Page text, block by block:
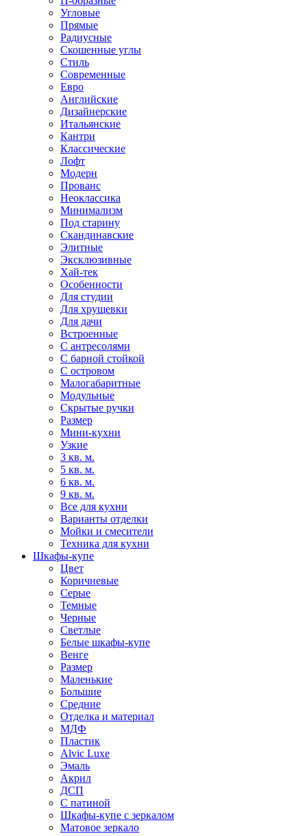
Угловые
Прямые
Радиусные
Скошенные углы
Стиль
Современные
Евро
Английские
Дизайнерские
Итальянские
Кантри
Классические
Лофт
Модерн
Прованс
Неоклассика
Минимализм
Под старину
Скандинавские
Элитные
Эксклюзивные
Хай-тек
Особенности
Для студии
Для хрущевки
Для дачи
Встроенные
С антресолями
С барной стойкой
С островом
Малогабаритные
Модульные
Скрытые ручки
Размер
Мини-кухни
Узкие
3 кв. м.
5 кв. м.
6 кв. м.
9 кв. м.
Все для кухни
Варианты отделки
Мойки и смесители
Техника для кухни
Шкафы-купе
Цвет
Коричневые
Серые
Темные
Черные
Светлые
Белые шкафы-купе
Венге
Размер
Маленькие
Большие
Средние
Отделка и материал
МДФ
Пластик
Alvic Luxe
Эмаль
Акрил
ДСП
С патиной
Шкафы-купе с зеркалом
Матовое зеркало